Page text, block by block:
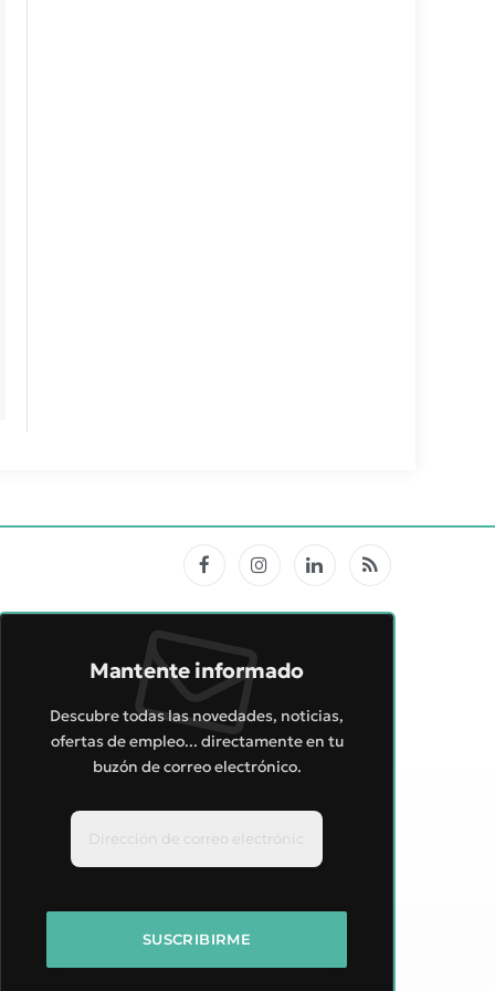
FacebookInstagramLinkedInRSS
Mantente informado
Descubre todas las novedades, noticias,
ofertas de empleo... directamente en tu
buzón de correo electrónico.